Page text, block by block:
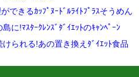
できるｶｯﾌﾟﾇｰﾄﾞﾙﾗｲﾄﾌﾟﾗｽそうめん
に!ﾏｽﾀｰｸﾚﾝｽﾞﾀﾞｲｴｯﾄのｷｬﾝﾍﾟｰﾝ
られる!あの置き換えﾀﾞｲｴｯﾄ食品